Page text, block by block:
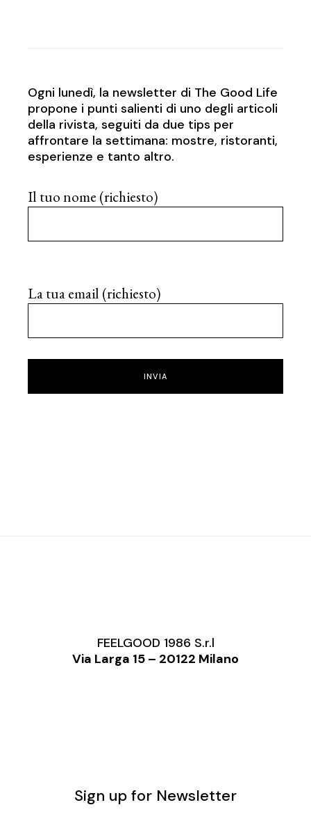
Ogni lunedì, la newsletter di The Good Life
propone i punti salienti di uno degli articoli
della rivista, seguiti da due tips per
affrontare la settimana: mostre, ristoranti,
esperienze e tanto altro.
Il tuo nome (richiesto)
La tua email (richiesto)
INVIA
FEELGOOD 1986 S.r.l
Via Larga 15 – 20122 Milano
Sign up for Newsletter